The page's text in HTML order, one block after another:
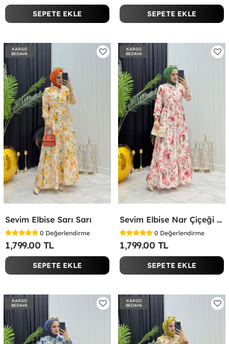
SEPETE EKLE SEPETE EKLE
KARGO
BEDAVA
Sevim Elbise Sarı Sarı
0 Değerlendirme
1,799.00 TL
SEPETE EKLE
KARGO
BEDAVA
Sevim Elbise Nar Çiçeği Nar Çiçeği
0 Değerlendirme
1,799.00 TL
SEPETE EKLE
KARGO
BEDAVA
KARGO
BEDAVA